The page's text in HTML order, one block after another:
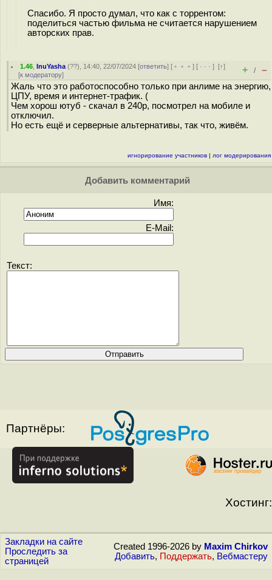
Спасибо. Я просто думал, что как с торрентом:
поделиться частью фильма не считается нарушением
авторских прав.
1.46 ,InuYasha (??), 14:40, 22/07/2024 [ответить] [ ﹢﹢﹢] [ · · ·][↑]
[к модератору] + / –
Жаль что это работоспособно только при анлиме на энергию,
ЦПУ, время и интернет-трафик. (
Чем хорош ютуб - скачал в 240p, посмотрел на мобиле и
отключил.
Но есть ещё и серверные альтернативы, так что, живём.
игнорирование участников | лог модерирования
Добавить комментарий
Имя:
E-Mail:
Текст:
Партнёры:
Хостинг:
Закладки на сайте
Проследить за
страницей
Created 1996-2026 by Maxim Chirkov
Добавить, Поддержать, Вебмастеру